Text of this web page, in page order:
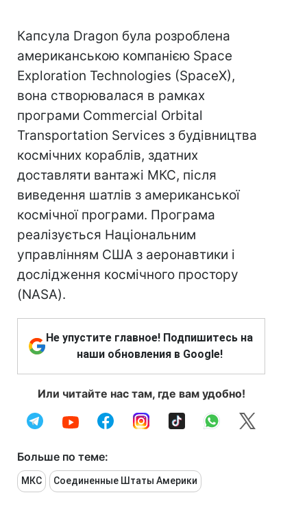
Капсула Dragon була розроблена
американською компанією Space
Exploration Technologies (SрасеX),
вона створювалася в рамках
програми Commercial Orbital
Transportation Services з будівництва
космічних кораблів, здатних
доставляти вантажі МКС, після
виведення шатлів з американської
космічної програми. Програма
реалізується Національним
управлінням США з аеронавтики і
дослідження космічного простору
(NASA).
Не упустите главное! Подпишитесь на
наши обновления в Google!
Или читайте нас там, где вам удобно!
Больше по теме:
МКС Соединенные Штаты Америки